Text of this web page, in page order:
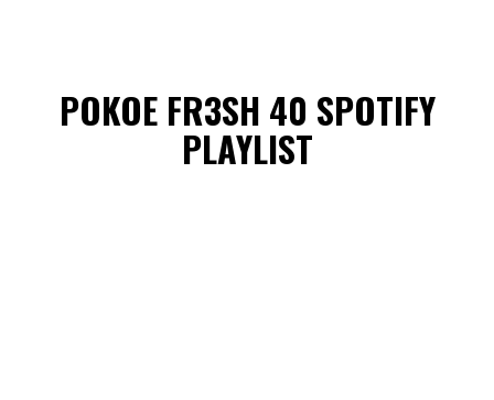
POKOE FR3SH 40 SPOTIFY
PLAYLIST